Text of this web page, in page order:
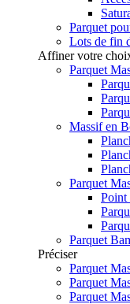
Parquet
Lots de fin
Affiner votre
Parquet
Massif en
Parquet
Point
Parquet
Préciser
Parquet
Parquet
Parquet